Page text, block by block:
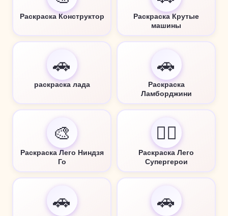
Раскраска Конструктор
Раскраска Крутые
машины
🚗
раскраска лада
🚗
Раскраска
Ламборджини
🎨
Раскраска Лего Ниндзя
Го
🦸‍♂️
Раскраска Лего
Супергерои
🚗 🚗